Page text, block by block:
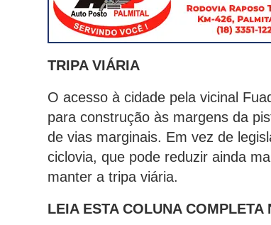
TRIPA VIÁRIA
O acesso à cidade pela vicinal
para construção às margens da
de vias marginais. Em vez de
ciclovia, que pode reduzir ainda
manter a tripa viária.
LEIA ESTA COLUNA